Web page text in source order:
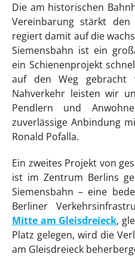
Die am historischen
Vereinbarung stärkt
regiert damit auf die
Siemensbahn ist ein
ein Schienenprojekt
auf den Weg gebracht
Nahverkehr leisten wir
Pendlern und
zuverlässige Anbindung
Ronald Pofalla.
Ein zweites Projekt von
ist im Zentrum Berlins
Siemensbahn – eine
Berliner
Mitte am Gleisdreieck,
Platz gelegen, wird die
am Gleisdreieck